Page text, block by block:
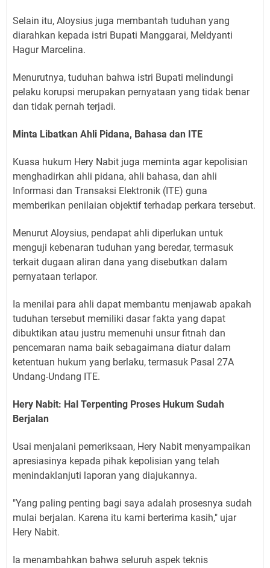
Selain itu, Aloysius juga membantah tuduhan yang
diarahkan kepada istri Bupati Manggarai, Meldyanti
Hagur Marcelina.
Menurutnya, tuduhan bahwa istri Bupati melindungi
pelaku korupsi merupakan pernyataan yang tidak benar
dan tidak pernah terjadi.
Minta Libatkan Ahli Pidana, Bahasa dan ITE
Kuasa hukum Hery Nabit juga meminta agar kepolisian
menghadirkan ahli pidana, ahli bahasa, dan ahli
Informasi dan Transaksi Elektronik (ITE) guna
memberikan penilaian objektif terhadap perkara tersebut.
Menurut Aloysius, pendapat ahli diperlukan untuk
menguji kebenaran tuduhan yang beredar, termasuk
terkait dugaan aliran dana yang disebutkan dalam
pernyataan terlapor.
Ia menilai para ahli dapat membantu menjawab apakah
tuduhan tersebut memiliki dasar fakta yang dapat
dibuktikan atau justru memenuhi unsur fitnah dan
pencemaran nama baik sebagaimana diatur dalam
ketentuan hukum yang berlaku, termasuk Pasal 27A
Undang-Undang ITE.
Hery Nabit: Hal Terpenting Proses Hukum Sudah
Berjalan
Usai menjalani pemeriksaan, Hery Nabit menyampaikan
apresiasinya kepada pihak kepolisian yang telah
menindaklanjuti laporan yang diajukannya.
"Yang paling penting bagi saya adalah prosesnya sudah
mulai berjalan. Karena itu kami berterima kasih," ujar
Hery Nabit.
Ia menambahkan bahwa seluruh aspek teknis